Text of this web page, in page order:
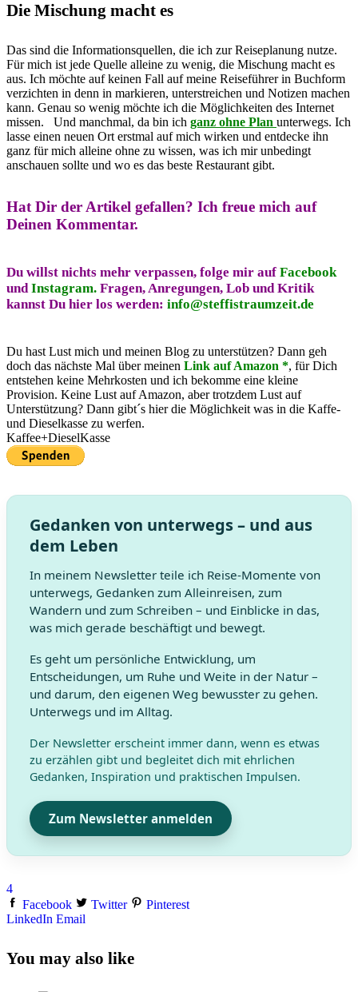
Die Mischung macht es
Das sind die Informationsquellen, die ich zur Reiseplanung nutze.
Für mich ist jede Quelle alleine zu wenig, die Mischung macht es
aus. Ich möchte auf keinen Fall auf meine Reiseführer in Buchform
verzichten in denn in markieren, unterstreichen und Notizen machen
kann. Genau so wenig möchte ich die Möglichkeiten des Internet
missen. Und manchmal, da bin ich ganz ohne Plan unterwegs. Ich
lasse einen neuen Ort erstmal auf mich wirken und entdecke ihn
ganz für mich alleine ohne zu wissen, was ich mir unbedingt
anschauen sollte und wo es das beste Restaurant gibt.
Hat Dir der Artikel gefallen? Ich freue mich auf
Deinen Kommentar.
Du willst nichts mehr verpassen, folge mir auf Facebook
und Instagram. Fragen, Anregungen, Lob und Kritik
kannst Du hier los werden: info@steffistraumzeit.de
Du hast Lust mich und meinen Blog zu unterstützen? Dann geh
doch das nächste Mal über meinen Link auf Amazon *, für Dich
entstehen keine Mehrkosten und ich bekomme eine kleine
Provision. Keine Lust auf Amazon, aber trotzdem Lust auf
Unterstützung? Dann gibt´s hier die Möglichkeit was in die Kaffe-
und Dieselkasse zu werfen.
Kaffee+DieselKasse
Gedanken von unterwegs – und aus
dem Leben
In meinem Newsletter teile ich Reise-Momente von
unterwegs, Gedanken zum Alleinreisen, zum
Wandern und zum Schreiben – und Einblicke in das,
was mich gerade beschäftigt und bewegt.
Es geht um persönliche Entwicklung, um
Entscheidungen, um Ruhe und Weite in der Natur –
und darum, den eigenen Weg bewusster zu gehen.
Unterwegs und im Alltag.
Der Newsletter erscheint immer dann, wenn es etwas
zu erzählen gibt und begleitet dich mit ehrlichen
Gedanken, Inspiration und praktischen Impulsen.
Zum Newsletter anmelden
4
Facebook
Twitter
Pinterest
LinkedIn Email
You may also like